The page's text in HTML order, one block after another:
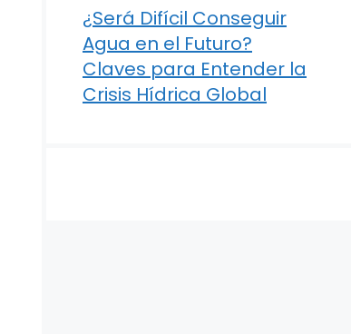
¿Será Difícil Conseguir
Agua en el Futuro?
Claves para Entender la
Crisis Hídrica Global